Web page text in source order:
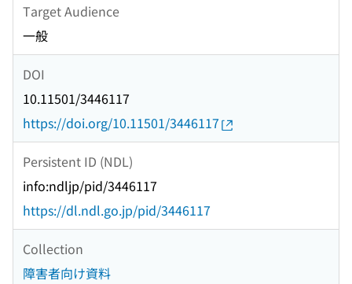
Target Audience
一般
DOI
10.11501/3446117
https://doi.org/10.11501/3446117
Persistent ID (NDL)
info:ndljp/pid/3446117
https://dl.ndl.go.jp/pid/3446117
Collection
障害者向け資料